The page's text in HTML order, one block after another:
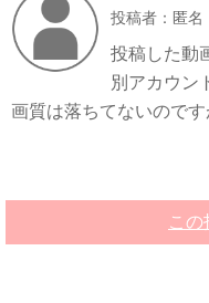
投稿者：匿名
投稿した動
別アカウン
画質は落ちてないので
この